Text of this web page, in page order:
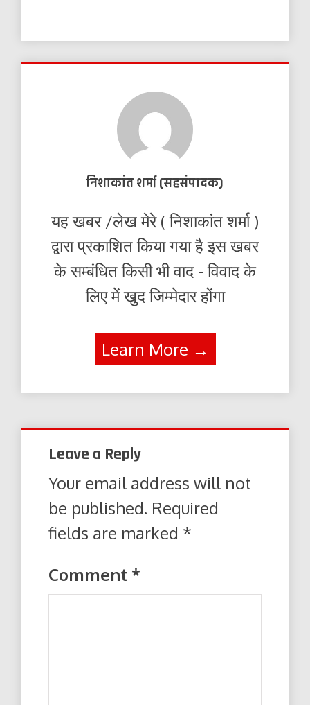
निशाकांत शर्मा (सहसंपादक)
यह खबर /लेख मेरे ( निशाकांत शर्मा )
द्वारा प्रकाशित किया गया है इस खबर
के सम्बंधित किसी भी वाद - विवाद के
लिए में खुद जिम्मेदार होंगा
Learn More →
Leave a Reply
Your email address will not
be published. Required
fields are marked *
Comment *